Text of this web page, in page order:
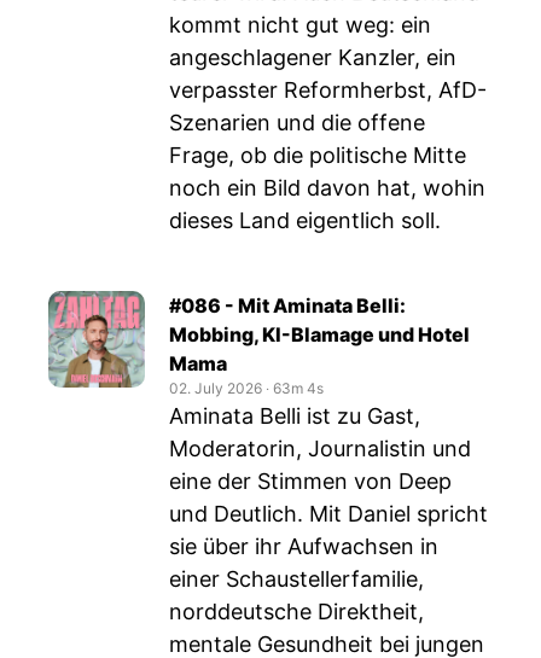
kommt nicht gut weg: ein
angeschlagener Kanzler, ein
verpasster Reformherbst, AfD-
Szenarien und die offene
Frage, ob die politische Mitte
noch ein Bild davon hat, wohin
dieses Land eigentlich soll.
#086 - Mit Aminata Belli:
Mobbing, KI-Blamage und Hotel
Mama
02. July 2026 ‧ 63m 4s
Aminata Belli ist zu Gast,
Moderatorin, Journalistin und
eine der Stimmen von Deep
und Deutlich. Mit Daniel spricht
sie über ihr Aufwachsen in
einer Schaustellerfamilie,
norddeutsche Direktheit,
mentale Gesundheit bei jungen